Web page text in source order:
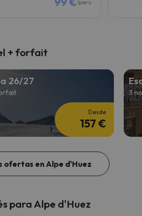
/pers.
+ forfait
26/27
Desde
157 €
3
ofertas en Alpe d'Huez
para Alpe d'Huez